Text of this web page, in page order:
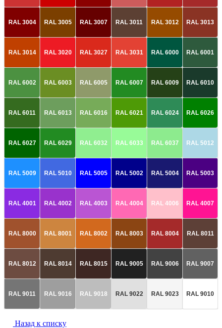
RAL 3004 RAL 3005 RAL 3007 RAL 3011 RAL 3012 RAL 3013
RAL 3014 RAL 3020 RAL 3027 RAL 3031 RAL 6000 RAL 6001
RAL 6002 RAL 6003 RAL 6005 RAL 6007 RAL 6009 RAL 6010
RAL 6011 RAL 6013 RAL 6016 RAL 6021 RAL 6024 RAL 6026
RAL 6027 RAL 6029 RAL 6032 RAL 6033 RAL 6037 RAL 5012
RAL 5009 RAL 5010 RAL 5005 RAL 5002 RAL 5004 RAL 5003
RAL 4001 RAL 4002 RAL 4003 RAL 4004 RAL 4006 RAL 4007
RAL 8000 RAL 8001 RAL 8002 RAL 8003 RAL 8004 RAL 8011
RAL 8012 RAL 8014 RAL 8015 RAL 9005 RAL 9006 RAL 9007
RAL 9011 RAL 9016 RAL 9018 RAL 9022 RAL 9023 RAL 9010
Назад к списку